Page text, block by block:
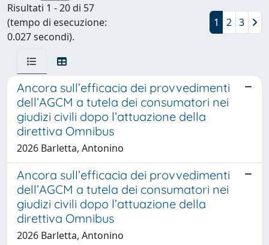
Risultati 1 - 20 di 57
(tempo di esecuzione:
0.027 secondi).
1 2 3
Ancora sull’efficacia dei provvedimenti
dell’AGCM a tutela dei consumatori nei
giudizi civili dopo l’attuazione della
direttiva Omnibus
2026 Barletta, Antonino
Ancora sull’efficacia dei provvedimenti
dell’AGCM a tutela dei consumatori nei
giudizi civili dopo l’attuazione della
direttiva Omnibus
2026 Barletta, Antonino